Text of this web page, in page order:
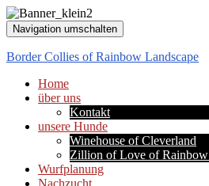
Navigation umschalten
Border Collies of Rainbow Landscape
Home
über uns
Kontakt
unsere Hunde
Winehouse of Cleverland
Zillion of Love of Rainbow
Wurfplanung
Nachzucht